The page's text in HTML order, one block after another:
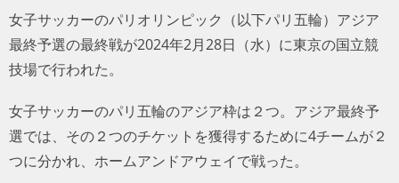
グルメ
サッカー
PEOPLE
女子サッカーのパリオリンピック（以下パリ五輪）アジア
最終予選の最終戦が2024年2月28日（水）に東京の国立競
技場で行われた。
女子サッカーのパリ五輪のアジア枠は２つ。アジア最終予
選では、その２つのチケットを獲得するために4チームが２
つに分かれ、ホームアンドアウェイで戦った。